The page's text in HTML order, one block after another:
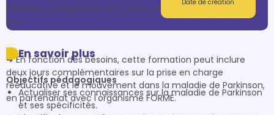
Parkinson (programme Pas à Pas, soutien psychologique,
etc.).
➜ En fonction des besoins, cette formation peut inclure
deux jours complémentaires sur la prise en charge
rééducative et le mouvement dans la maladie de Parkinson,
en partenariat avec l'organisme FORME.
Date de création
En savoir plus
Objectifs pédagogiques
Actualiser ses connaissances sur la maladie de Parkinson
et ses spécificités.